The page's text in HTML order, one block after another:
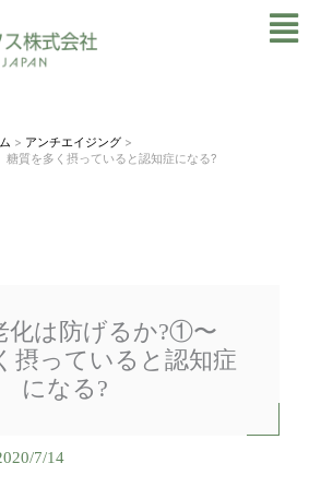
アンチエイジング
質を多く摂っていると認知症になる?
化は防げるか?①〜
摂っていると認知症
になる?
7/14